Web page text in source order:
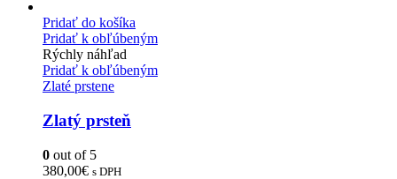
Pridať do košíka
Pridať k obľúbeným
Rýchly náhľad
Pridať k obľúbeným
Zlaté prstene
Zlatý prsteň
0 out of 5
380,00€ s DPH